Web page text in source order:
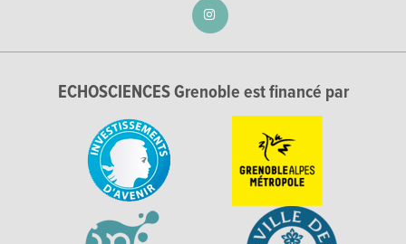
ECHOSCIENCES Grenoble est financé par